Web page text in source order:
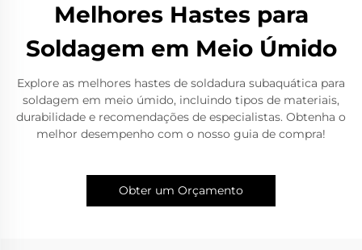
Melhores Hastes para
Soldagem em Meio Úmido
Explore as melhores hastes de soldadura subaquática para
soldagem em meio úmido, incluindo tipos de materiais,
durabilidade e recomendações de especialistas. Obtenha o
melhor desempenho com o nosso guia de compra!
Obter um Orçamento